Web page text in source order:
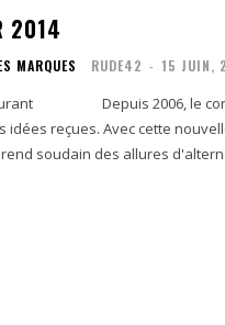
2014
MARQUES RUDE42 - 15 JUIN,
californien Zero
idées reçues. Avec cette
soudain des allures